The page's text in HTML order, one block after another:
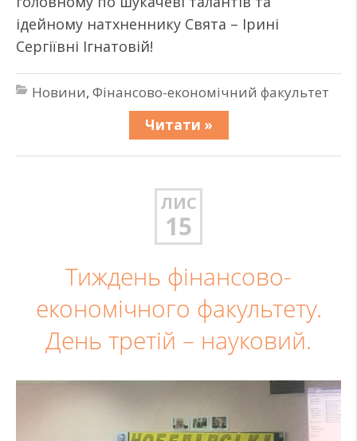
ідейному натхненнику Свята – Ірині
Сергіївні Ігнатовій!
Новини, Фінансово-економічний факультет
Читати »
ЛИС
15
Тиждень фінансово-
економічного факультету.
День третій – науковий.